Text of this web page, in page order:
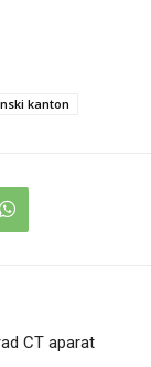
kanton
CT aparat